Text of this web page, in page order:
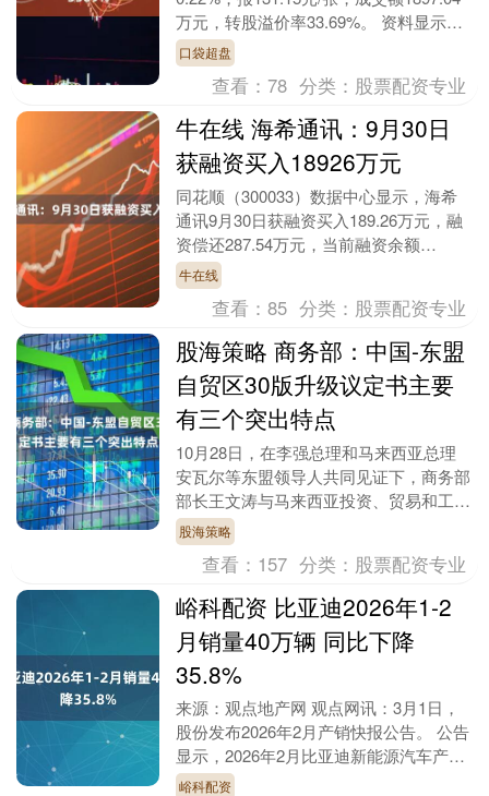
万元，转股溢价率33.69%。 资料显示，
华设转债信用级别为“AA”，债....
口袋超盘
查看：78 分类： 股票配资专业
牛在线 海希通讯：9月30日
获融资买入18926万元
同花顺（300033）数据中心显示，海希
通讯9月30日获融资买入189.26万元，融
资偿还287.54万元，当前融资余额
7427.68万元，占流通市值的2.99....
牛在线
查看：85 分类： 股票配资专业
股海策略 商务部：中国-东盟
自贸区30版升级议定书主要
有三个突出特点
10月28日，在李强总理和马来西亚总理
安瓦尔等东盟领导人共同见证下，商务部
部长王文涛与马来西亚投资、贸易和工业
部部长扎夫鲁分别代表中方和东盟方，在
马来西亚吉隆坡....
股海策略
查看： 157 分类： 股票配资专业
峪科配资 比亚迪2026年1-2
月销量40万辆 同比下降
35.8%
来源：观点地产网 观点网讯：3月1日，
股份发布2026年2月产销快报公告。 公告
显示，2026年2月比亚迪新能源汽车产量
175280辆，去年同期为334,124....
峪科配资